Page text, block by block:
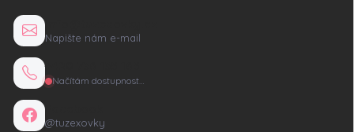
Napište nám e-mail
Načítám dostupnost…
@tuzexovky